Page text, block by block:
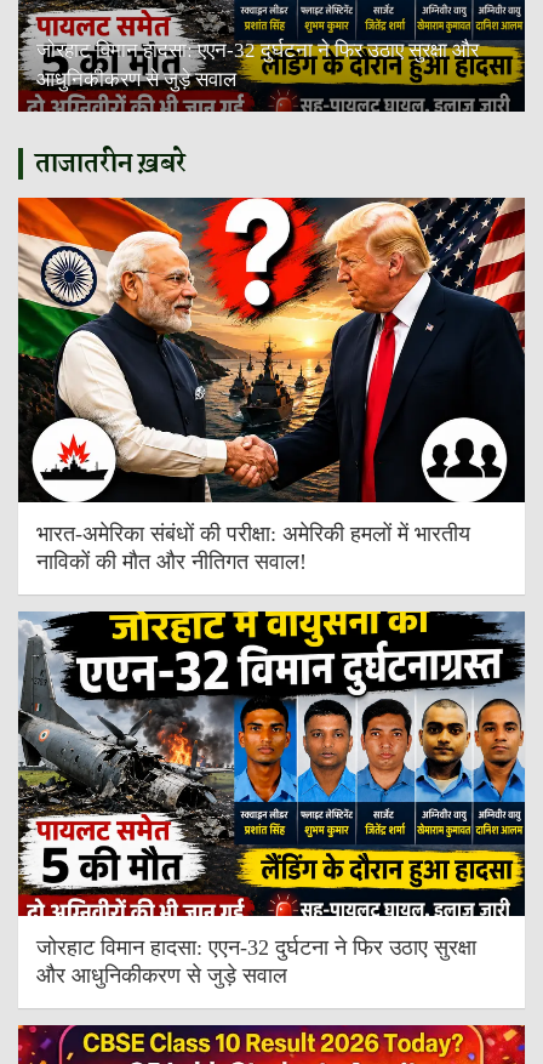
जोरहाट विमान हादसा: एएन-32 दुर्घटना ने फिर उठाए सुरक्षा और
आधुनिकीकरण से जुड़े सवाल
ताजातरीन ख़बरे
भारत-अमेरिका संबंधों की परीक्षा: अमेरिकी हमलों में भारतीय
नाविकों की मौत और नीतिगत सवाल!
जोरहाट विमान हादसा: एएन-32 दुर्घटना ने फिर उठाए सुरक्षा
और आधुनिकीकरण से जुड़े सवाल